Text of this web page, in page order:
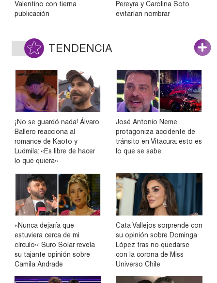
Valentino con tierna
publicación
Pereyra y Carolina Soto
evitarían nombrar
TENDENCIA
¡No se guardó nada! Álvaro
Ballero reacciona al
romance de Kaoto y
Ludmila: «Es libre de hacer
lo que quiera»
José Antonio Neme
protagoniza accidente de
tránsito en Vitacura: esto es
lo que se sabe
«Nunca dejaría que
estuviera cerca de mi
círculo»: Suro Solar revela
su tajante opinión sobre
Camila Andrade
Cata Vallejos sorprende con
su opinión sobre Dominga
López tras no quedarse
con la corona de Miss
Universo Chile